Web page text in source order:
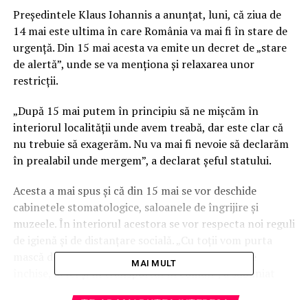
Președintele Klaus Iohannis a anunțat, luni, că ziua de
14 mai este ultima în care România va mai fi în stare de
urgență. Din 15 mai acesta va emite un decret de „stare
de alertă”, unde se va menționa și relaxarea unor
restricții.
„După 15 mai putem în principiu să ne mișcăm în
interiorul localității unde avem treabă, dar este clar că
nu trebuie să exagerăm. Nu va mai fi nevoie să declarăm
în prealabil unde mergem”, a declarat șeful statului.
Acesta a mai spus și că din 15 mai se vor deschide
cabinetele stomatologice, saloanele de îngrijire și
muzeele. În interiorul acestora se vor respecta noi reguli
mască de protecţie când suntem în spaţii publice
închise, la fel şi în transportul în comun”, a subliniat
MAI MULT